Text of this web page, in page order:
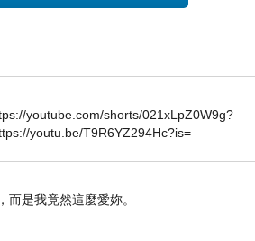
(對面男孩看過來)
想丟學士帽的衝動)
youtube.com/shorts/021xLpZ0W9g?
youtu.be/T9R6YZ294Hc?is=
而是我竟然這麼愛妳。